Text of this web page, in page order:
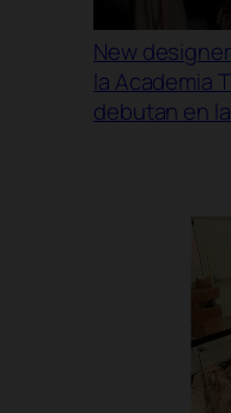
New
la Academia
debutan en